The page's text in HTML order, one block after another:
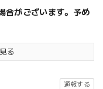
合がございます。予め
る
通報する